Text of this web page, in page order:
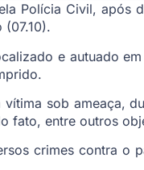
Polícia Civil, após
e autuado
sob ameaça,
fato, entre outros
crimes contra o